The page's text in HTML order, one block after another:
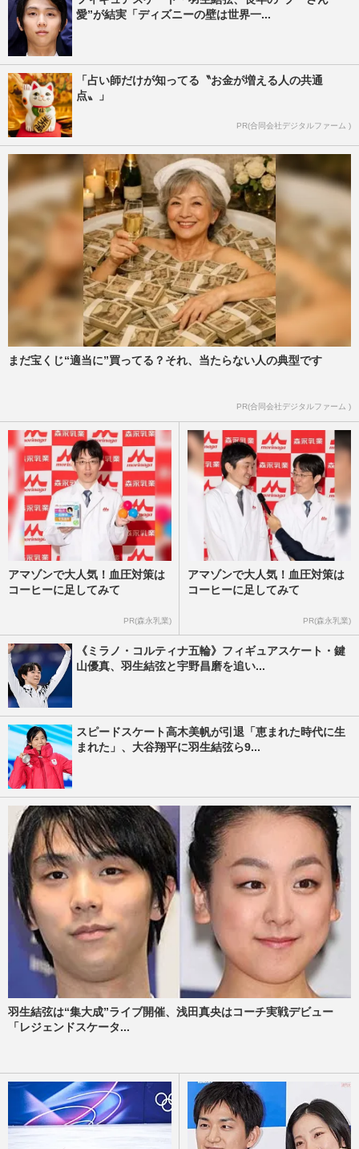
愛”が結実「ディズニーの壁は世界一...
「占い師だけが知ってる〝お金が増える人の共通
点〟」
PR(合同会社デジタルファーム )
まだ宝くじ“適当に”買ってる？それ、当たらない人の典型です
PR(合同会社デジタルファーム )
アマゾンで大人気！血圧対策は
コーヒーに足してみて
PR(森永乳業)
アマゾンで大人気！血圧対策は
コーヒーに足してみて
PR(森永乳業)
《ミラノ・コルティナ五輪》フィギュアスケート・鍵
山優真、羽生結弦と宇野昌磨を追い...
スピードスケート高木美帆が引退「恵まれた時代に生
まれた」、大谷翔平に羽生結弦ら9...
羽生結弦は“集大成”ライブ開催、浅田真央はコーチ実戦デビュー
「レジェンドスケータ...